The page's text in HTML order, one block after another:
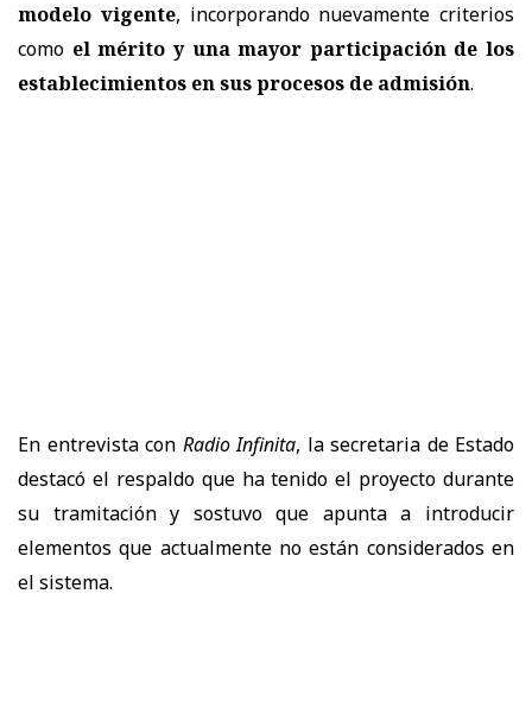
modelo vigente, incorporando nuevamente criterios
como el mérito y una mayor participación de los
establecimientos en sus procesos de admisión.
En entrevista con Radio Infinita, la secretaria de Estado
destacó el respaldo que ha tenido el proyecto durante
su tramitación y sostuvo que apunta a introducir
elementos que actualmente no están considerados en
el sistema.